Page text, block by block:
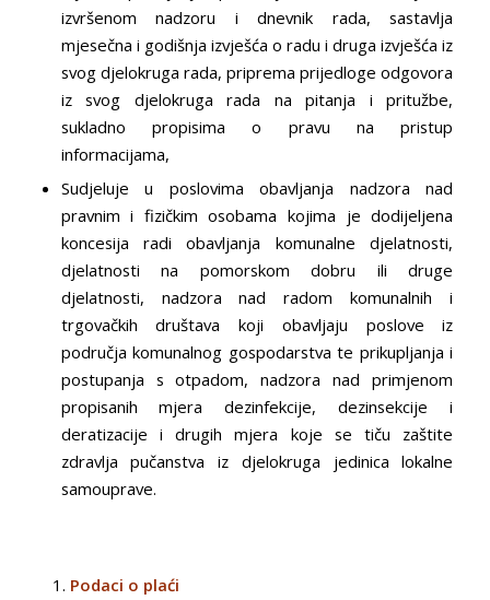
izvršenom nadzoru i dnevnik rada, sastavlja
mjesečna i godišnja izvješća o radu i druga izvješća iz
svog djelokruga rada, priprema prijedloge odgovora
iz svog djelokruga rada na pitanja i pritužbe,
sukladno propisima o pravu na pristup
informacijama,
Sudjeluje u poslovima obavljanja nadzora nad
pravnim i fizičkim osobama kojima je dodijeljena
koncesija radi obavljanja komunalne djelatnosti,
djelatnosti na pomorskom dobru ili druge
djelatnosti, nadzora nad radom komunalnih i
trgovačkih društava koji obavljaju poslove iz
područja komunalnog gospodarstva te prikupljanja i
postupanja s otpadom, nadzora nad primjenom
propisanih mjera dezinfekcije, dezinsekcije i
deratizacije i drugih mjera koje se tiču zaštite
zdravlja pučanstva iz djelokruga jedinica lokalne
samouprave.
Podaci o plaći